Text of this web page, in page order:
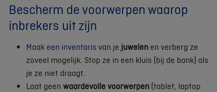
Bescherm de voorwerpen waarop
inbrekers uit zijn
Maak een inventaris van je juwelen en verberg ze
zoveel mogelijk. Stop ze in een kluis (bij de bank) als
je ze niet draagt.
Laat geen waardevolle voorwerpen (tablet, laptop